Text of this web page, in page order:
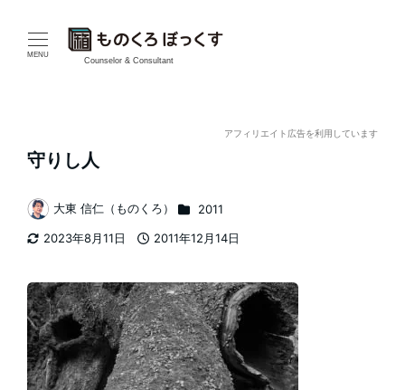
MENU
Counselor & Consultant
アフィリエイト広告を利用しています
守りし人
2023年8月11日
2011年12月14日
著
者
大東 信仁（ものくろ） カテゴリー
2011